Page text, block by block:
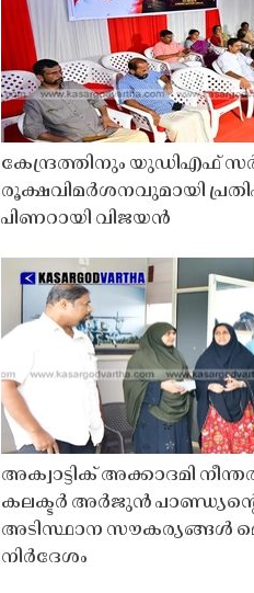
കേന്ദ്രത്തിനും യുഡിഎഫ്
രൂക്ഷവിമർശനവുമായി
പിണറായി വിജയൻ
അക്വാട്ടിക് അക്കാദമി
കലക്ടർ അർജുൻ
അടിസ്ഥാന സൗകര്യങ്ങൾ
നിർദേശം